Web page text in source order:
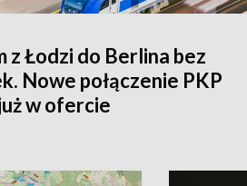
z Łodzi do Berlina bez
Nowe połączenie PKP
w ofercie